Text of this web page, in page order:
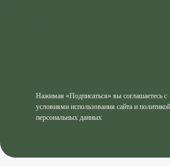
Нажимая «Подписаться» вы соглашаетесь с
условиями использования сайта и политикой
персональных данных